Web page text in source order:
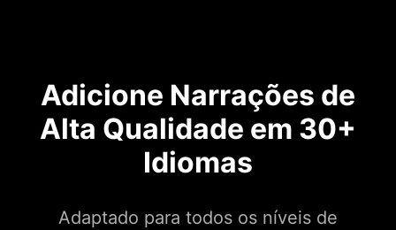
Adicione Narrações de
Alta Qualidade em 30+
Idiomas
Adaptado para todos os níveis de